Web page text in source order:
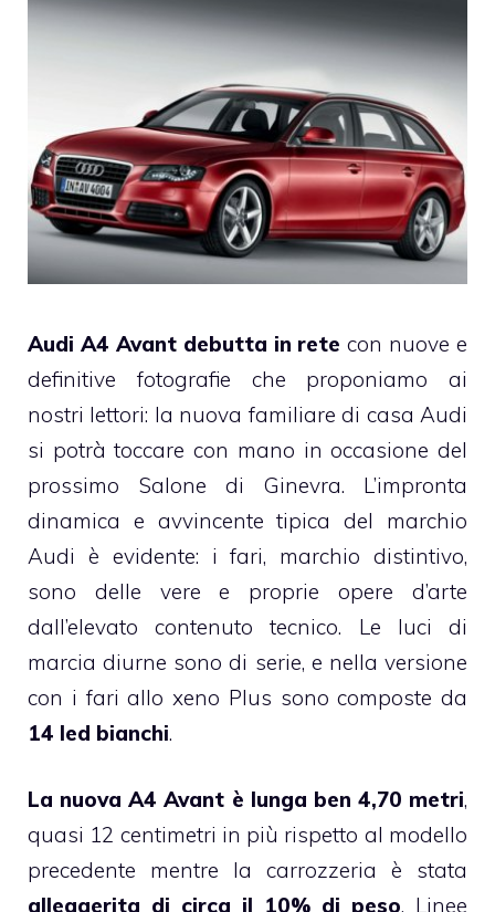
Audi A4 Avant debutta in rete con nuove e
definitive fotografie che proponiamo ai
nostri lettori: la nuova familiare di casa Audi
si potrà toccare con mano in occasione del
prossimo Salone di Ginevra. L’impronta
dinamica e avvincente tipica del marchio
Audi è evidente: i fari, marchio distintivo,
sono delle vere e proprie opere d’arte
dall’elevato contenuto tecnico. Le luci di
marcia diurne sono di serie, e nella versione
con i fari allo xeno Plus sono composte da
14 led bianchi.
La nuova A4 Avant è lunga ben 4,70 metri,
quasi 12 centimetri in più rispetto al modello
precedente mentre la carrozzeria è stata
alleggerita di circa il 10% di peso. Linee